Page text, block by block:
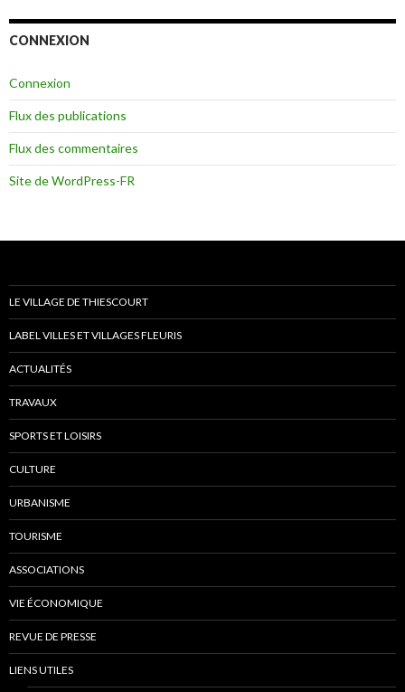
CONNEXION
Connexion
Flux des publications
Flux des commentaires
Site de WordPress-FR
LE VILLAGE DE THIESCOURT
LABEL VILLES ET VILLAGES FLEURIS
ACTUALITÉS
TRAVAUX
SPORTS ET LOISIRS
CULTURE
URBANISME
TOURISME
ASSOCIATIONS
VIE ÉCONOMIQUE
REVUE DE PRESSE
LIENS UTILES